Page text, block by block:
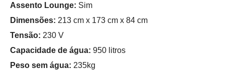
Assento Lounge: Sim
Dimensões: 213 cm x 173 cm x 84 cm
Tensão: 230 V
Capacidade de água: 950 litros
Peso sem água: 235kg